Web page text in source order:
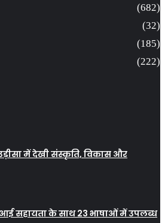
(682)
(32)
(185)
(222)
में देखी संस्कृति, विकास और
सहायता के साथ 23 भाषाओं में उपलब्ध